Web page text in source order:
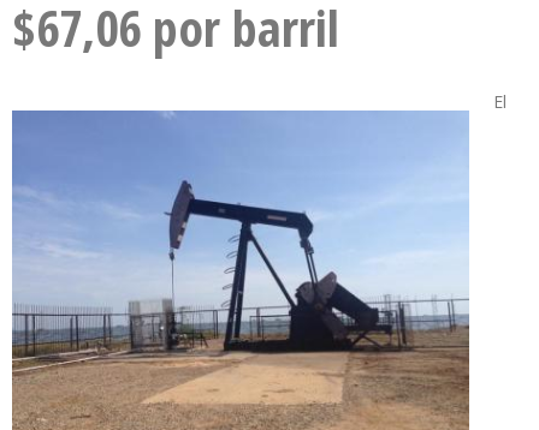
$67,06 por barril
El